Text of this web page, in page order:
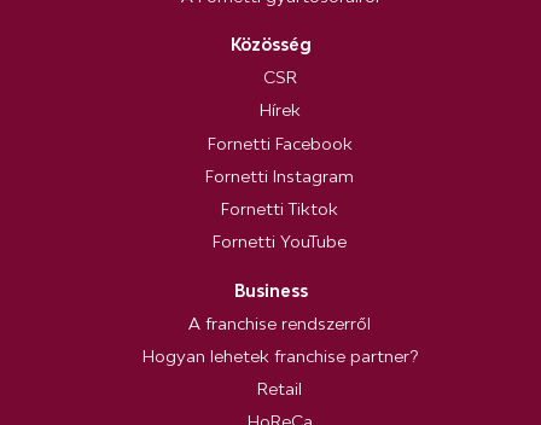
Közösség
CSR
Hírek
Fornetti Facebook
Fornetti Instagram
Fornetti Tiktok
Fornetti YouTube
Business
A franchise rendszerről
Hogyan lehetek franchise partner?
Retail